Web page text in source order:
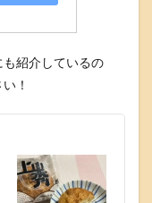
紹介しているの
！